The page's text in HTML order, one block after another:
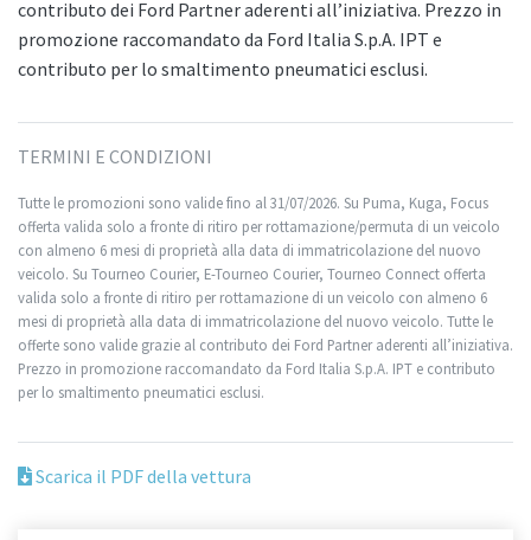
contributo dei Ford Partner aderenti all’iniziativa. Prezzo in
promozione raccomandato da Ford Italia S.p.A. IPT e
contributo per lo smaltimento pneumatici esclusi.
TERMINI E CONDIZIONI
Tutte le promozioni sono valide fino al 31/07/2026. Su Puma, Kuga, Focus
offerta valida solo a fronte di ritiro per rottamazione/permuta di un veicolo
con almeno 6 mesi di proprietà alla data di immatricolazione del nuovo
veicolo. Su Tourneo Courier, E-Tourneo Courier, Tourneo Connect offerta
valida solo a fronte di ritiro per rottamazione di un veicolo con almeno 6
mesi di proprietà alla data di immatricolazione del nuovo veicolo. Tutte le
offerte sono valide grazie al contributo dei Ford Partner aderenti all’iniziativa.
Prezzo in promozione raccomandato da Ford Italia S.p.A. IPT e contributo
per lo smaltimento pneumatici esclusi.
Scarica il PDF della vettura